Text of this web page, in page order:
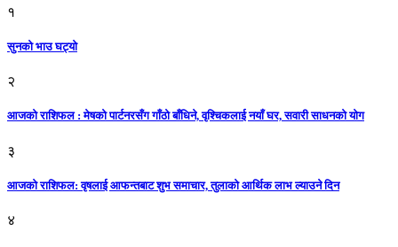
१
सुनको भाउ घट्याे
२
आजको राशिफल : मेषको पार्टनरसँग गाँठो बाँधिने, वृश्चिकलाई नयाँ घर, सवारी साधनकाे याेग
३
आजकाे राशिफल: वृषलाई आफन्तबाट शुभ समाचार, तुलाकाे आर्थिक लाभ ल्याउने दिन
४